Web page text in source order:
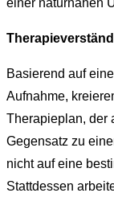
einer naturnahen
Basierend auf
Aufnahme,
Therapieplan, der
Gegensatz zu
nicht auf eine
Stattdessen